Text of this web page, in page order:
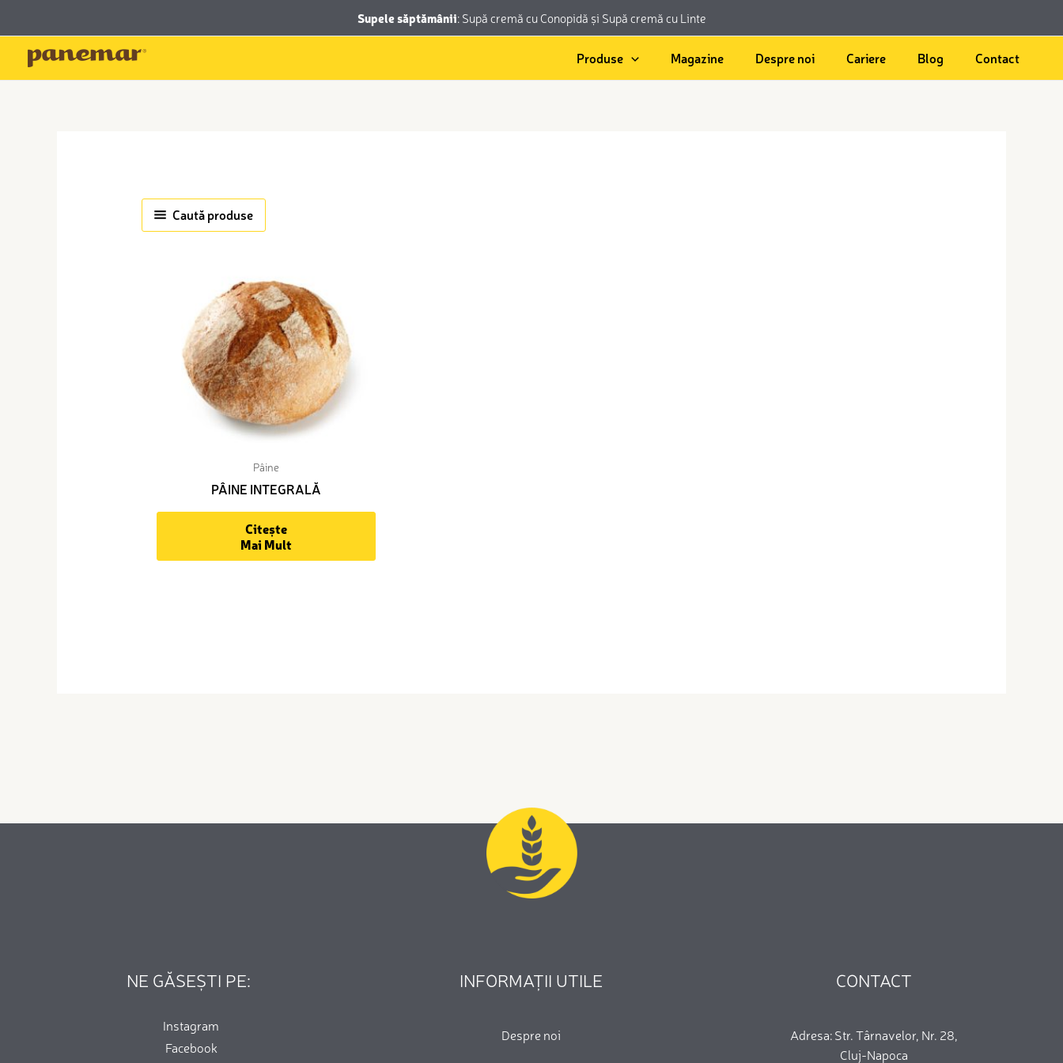
content
Supele săptămânii:Supă cremă cu Conopidă și Supă cremă cu Linte
Produse Magazine Despre noi Cariere Blog Contact
Caută produse
Pâine
PÂINE INTEGRALĂ
Citește
Mai Mult
NE GĂSEȘTI PE:
Instagram
Facebook
INFORMAȚII UTILE
Despre noi
CONTACT
Adresa: Str. Târnavelor, Nr. 28,
Cluj-Napoca